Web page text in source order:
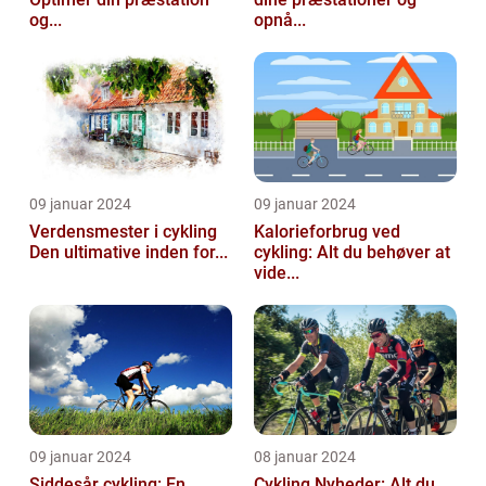
og...
opnå...
09 januar 2024
Verdensmester i cykling
Den ultimative inden for...
09 januar 2024
Kalorieforbrug ved
cykling: Alt du behøver at
vide...
09 januar 2024 08 januar 2024